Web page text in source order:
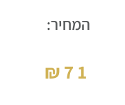
המחיר:
₪71